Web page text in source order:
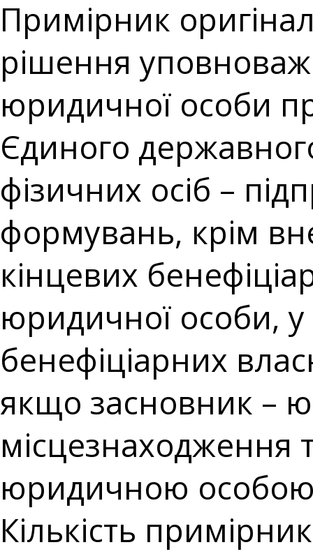
Примірник
рішення
юридичної особи
Єдиного
фізичних осіб –
формувань, крім
кінцевих
юридичної особи, у
бенефіціарних
якщо засновник –
місцезнаходження
юридичною
Кількість